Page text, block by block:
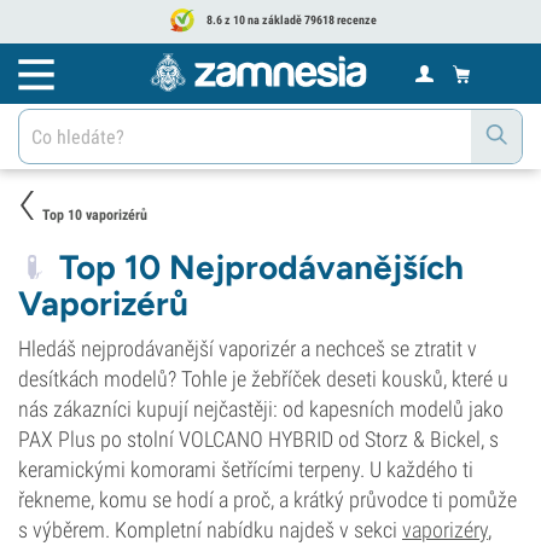
8.6 z 10 na základě 79618 recenze
Top 10 vaporizérů
Top 10 Nejprodávanějších
Vaporizérů
Hledáš nejprodávanější vaporizér a nechceš se ztratit v
desítkách modelů? Tohle je žebříček deseti kousků, které u
nás zákazníci kupují nejčastěji: od kapesních modelů jako
PAX Plus po stolní VOLCANO HYBRID od Storz & Bickel, s
keramickými komorami šetřícími terpeny. U každého ti
řekneme, komu se hodí a proč, a krátký průvodce ti pomůže
s výběrem. Kompletní nabídku najdeš v sekci vaporizéry,